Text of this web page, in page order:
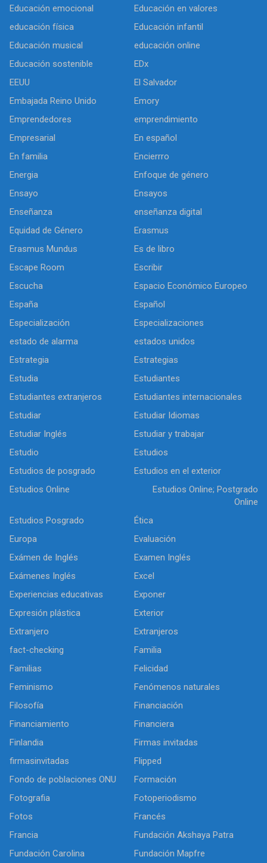
Educación emocional
Educación en valores
educación física
Educación infantil
Educación musical
educación online
Educación sostenible
EDx
EEUU
El Salvador
Embajada Reino Unido
Emory
Emprendedores
emprendimiento
Empresarial
En español
En familia
Encierrro
Energia
Enfoque de género
Ensayo
Ensayos
Enseñanza
enseñanza digital
Equidad de Género
Erasmus
Erasmus Mundus
Es de libro
Escape Room
Escribir
Escucha
Espacio Económico Europeo
España
Español
Especialización
Especializaciones
estado de alarma
estados unidos
Estrategia
Estrategias
Estudia
Estudiantes
Estudiantes extranjeros
Estudiantes internacionales
Estudiar
Estudiar Idiomas
Estudiar Inglés
Estudiar y trabajar
Estudio
Estudios
Estudios de posgrado
Estudios en el exterior
Estudios Online
Estudios Online; Postgrado
Online
Estudios Posgrado
Ética
Europa
Evaluación
Exámen de Inglés
Examen Inglés
Exámenes Inglés
Excel
Experiencias educativas
Exponer
Expresión plástica
Exterior
Extranjero
Extranjeros
fact-checking
Familia
Familias
Felicidad
Feminismo
Fenómenos naturales
Filosofía
Financiación
Financiamiento
Financiera
Finlandia
Firmas invitadas
firmasinvitadas
Flipped
Fondo de poblaciones ONU
Formación
Fotografia
Fotoperiodismo
Fotos
Francés
Francia
Fundación Akshaya Patra
Fundación Carolina
Fundación Mapfre